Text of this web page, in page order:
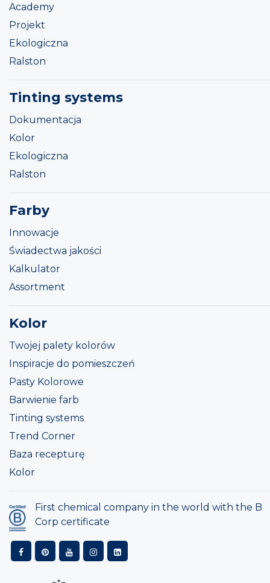
Academy
Projekt
Ekologiczna
Ralston
Tinting systems
Dokumentacja
Kolor
Ekologiczna
Ralston
Farby
Innowacje
Świadectwa jakości
Kalkulator
Assortment
Kolor
Twojej palety kolorów
Inspiracje do pomieszczeń
Pasty Kolorowe
Barwienie farb
Tinting systems
Trend Corner
Baza recepturę
Kolor
First chemical company in the world with the B
Corp certificate